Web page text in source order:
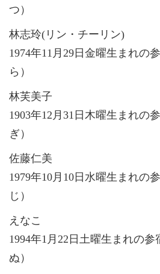
つ）
林志玲(リン・チーリン)
1974年11月29日金曜生まれの
ら）
林芙美子
1903年12月31日木曜生まれの
ぎ）
佐藤仁美
1979年10月10日水曜生まれの
じ）
えなこ
1994年1月22日土曜生まれの
ぬ）